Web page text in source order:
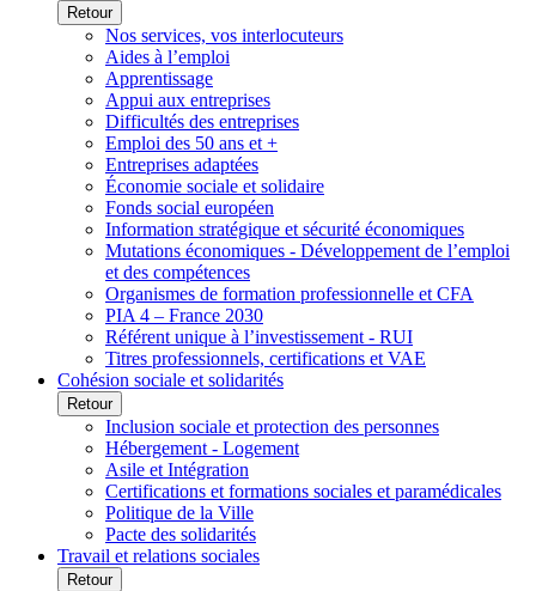
Retour
Nos services, vos interlocuteurs
Aides à l’emploi
Apprentissage
Appui aux entreprises
Difficultés des entreprises
Emploi des 50 ans et +
Entreprises adaptées
Économie sociale et solidaire
Fonds social européen
Information stratégique et sécurité économiques
Mutations économiques - Développement de l’emploi
et des compétences
Organismes de formation professionnelle et CFA
PIA 4 – France 2030
Référent unique à l’investissement - RUI
Titres professionnels, certifications et VAE
Cohésion sociale et solidarités
Retour
Inclusion sociale et protection des personnes
Hébergement - Logement
Asile et Intégration
Certifications et formations sociales et paramédicales
Politique de la Ville
Pacte des solidarités
Travail et relations sociales
Retour